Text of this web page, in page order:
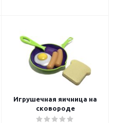
Игрушечная яичница на
сковороде